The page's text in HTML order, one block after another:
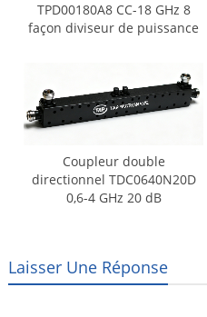
TPD00180A8 CC-18 GHz 8
façon diviseur de puissance
Coupleur double
directionnel TDC0640N20D
0,6-4 GHz 20 dB
Laisser Une Réponse